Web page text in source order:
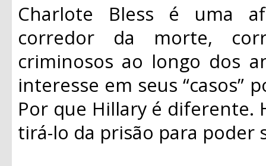
Charlote Bless é uma
corredor da morte,
criminosos ao longo dos
interesse em seus “casos”
Por que Hillary é diferente.
tirá-lo da prisão para poder